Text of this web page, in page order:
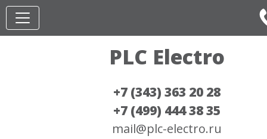
PLC Electro
+7 (343) 363 20 28
+7 (499) 444 38 35
mail@plc-electro.ru